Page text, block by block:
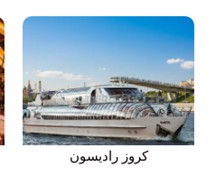
كروز راديسون